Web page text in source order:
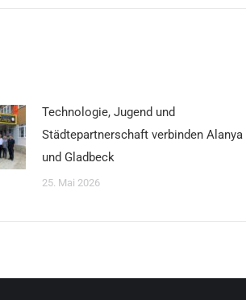
Technologie, Jugend und
Städtepartnerschaft verbinden Alanya
und Gladbeck
25. Mai 2026